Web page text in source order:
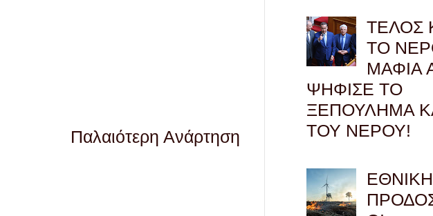
Παλαιότερη Ανάρτηση
ΤΕΛΟΣ
ΤΟ
ΜΑΦΙΑ
ΨΗΦΙΣΕ ΤΟ
ΞΕΠΟΥΛΗΜΑ
ΤΟΥ ΝΕΡΟΥ!
ΕΘΝΙΚΗ